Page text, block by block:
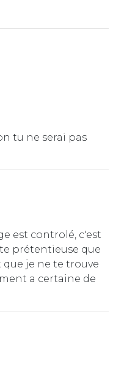
tu ne serai pas
est controlé, c'est
prétentieuse que
que je ne te trouve
a certaine de